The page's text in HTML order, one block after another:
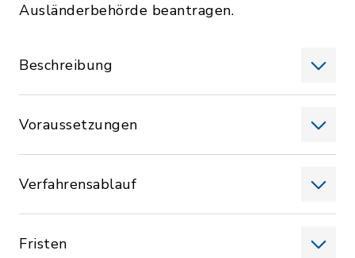
Ausländerbehörde beantragen.
Beschreibung
Voraussetzungen
Verfahrensablauf
Fristen